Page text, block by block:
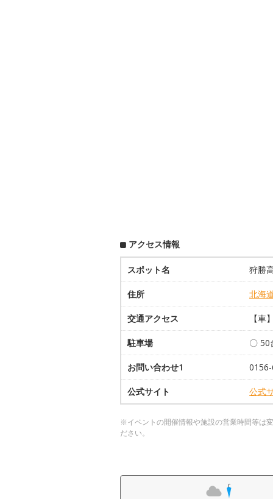
アクセス情報
スポット名 狩勝
住所 北海
交通アクセス 【車
駐車場 〇 50
お問い合わせ1
公式サイト 公式
※イベントの開催情報や施設の営業時間等は
ださい。